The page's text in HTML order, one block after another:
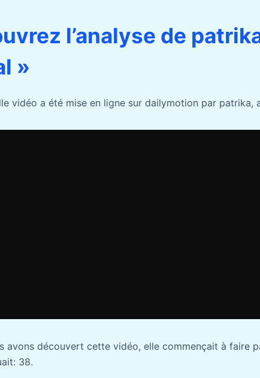
l’analyse de
»
vidéo a été mise en ligne sur dailymotion par patrika,
avons découvert cette vidéo, elle commençait à faire
38.